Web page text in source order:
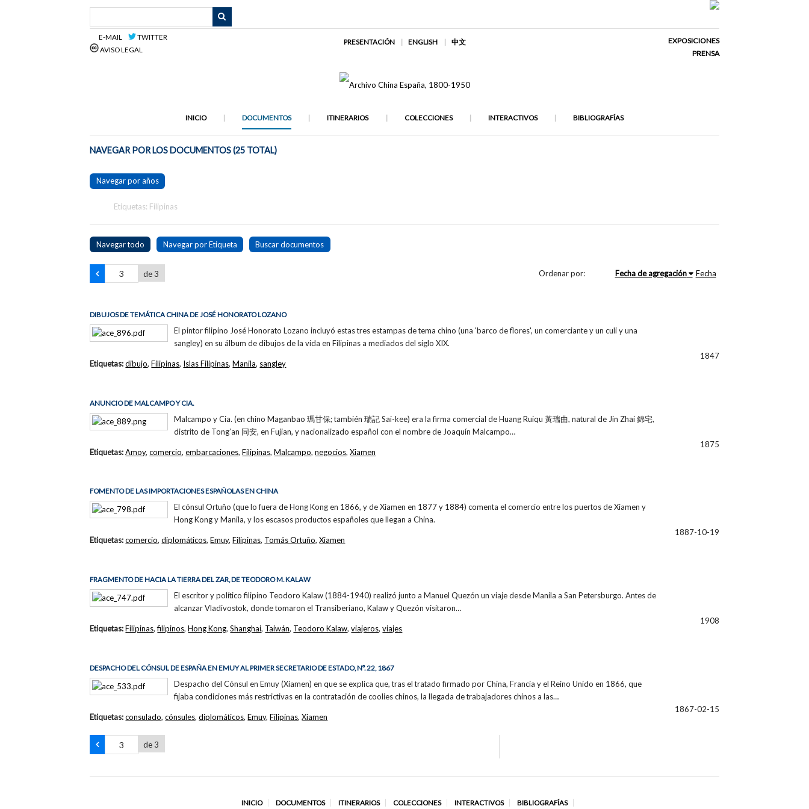
E-MAIL
TWITTER
AVISO LEGAL
PRESENTACIÓN ENGLISH 中文
EXPOSICIONES
PRENSA
INICIO DOCUMENTOS ITINERARIOS COLECCIONES INTERACTIVOS BIBLIOGRAFÍAS
NAVEGAR POR LOS DOCUMENTOS (25 TOTAL)
Navegar por años
Etiquetas: Filipinas
Navegar todo Navegar por Etiqueta Buscar documentos
de 3 Ordenar por: Fecha de agregación Fecha
DIBUJOS DE TEMÁTICA CHINA DE JOSÉ HONORATO LOZANO
El pintor filipino José Honorato Lozano incluyó estas tres estampas de tema chino (una 'barco de flores', un comerciante y un culi y una
sangley) en su álbum de dibujos de la vida en Filipinas a mediados del siglo XIX.
1847
Etiquetas:dibujo,Filipinas, Islas Filipinas,Manila, sangley
ANUNCIO DE MALCAMPO Y CIA.
Malcampo y Cia. (en chino Maganbao 瑪甘保; también 瑞記 Sai-kee) era la firma comercial de Huang Ruiqu 黃瑞曲, natural de Jin Zhai 錦宅,
distrito de Tong’an 同安, en Fujian, y nacionalizado español con el nombre de Joaquín Malcampo…
1875
Etiquetas:Amoy,comercio,embarcaciones,Filipinas,Malcampo,negocios,Xiamen
FOMENTO DE LAS IMPORTACIONES ESPAÑOLAS EN CHINA
El cónsul Ortuño (que lo fuera de Hong Kong en 1866, y de Xiamen en 1877 y 1884) comenta el comercio entre los puertos de Xiamen y
Hong Kong y Manila, y los escasos productos españoles que llegan a China.
1887-10-19
Etiquetas:comercio,diplomáticos,Emuy,Filipinas, Tomás Ortuño,Xiamen
FRAGMENTO DE HACIA LA TIERRA DEL ZAR, DE TEODORO M. KALAW
El escritor y político filipino Teodoro Kalaw (1884-1940) realizó junto a Manuel Quezón un viaje desde Manila a San Petersburgo. Antes de
alcanzar Vladivostok, donde tomaron el Transiberiano, Kalaw y Quezón visitaron…
1908
Etiquetas:Filipinas,filipinos,Hong Kong,Shanghai, Taiwán, Teodoro Kalaw,viajeros,viajes
DESPACHO DEL CÓNSUL DE ESPAÑA EN EMUY AL PRIMER SECRETARIO DE ESTADO, Nº. 22, 1867
Despacho del Cónsul en Emuy (Xiamen) en que se explica que, tras el tratado firmado por China, Francia y el Reino Unido en 1866, que
fijaba condiciones más restrictivas en la contratación de coolies chinos, la llegada de trabajadores chinos a las…
1867-02-15
Etiquetas:consulado,cónsules,diplomáticos,Emuy,Filipinas,Xiamen
de 3
INICIO DOCUMENTOS ITINERARIOS COLECCIONES INTERACTIVOS BIBLIOGRAFÍAS